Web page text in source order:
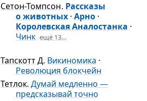
Сетон-Томпсон. Рассказы
о животных · Арно ·
Королевская Аналостанка ·
Чинк ещё 13…
Тапскотт Д. Викиномика ·
Революция блокчейн
Тетлок. Думай медленно —
предсказывай точно